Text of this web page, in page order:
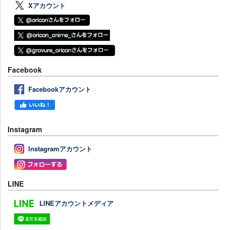
Xアカウント
Facebook
Facebookアカウント
Instagram
Instagramアカウント
LINE
LINEアカウントメディア